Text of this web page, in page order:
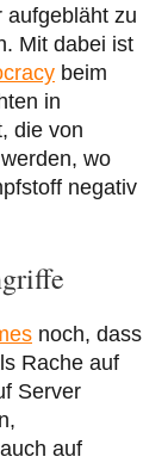
aufgebläht zu
Mit dabei ist
beim
in
die von
wo
negativ
noch, dass
Rache auf
Server
auf